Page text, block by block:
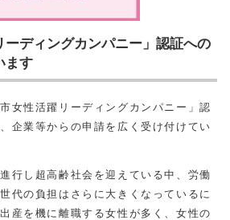
ーディングカンパニー」認証への
ます
女性活躍リーディングカンパニー」認
企業等からの申請を広く受け付けてい
行し超高齢社会を迎えている中、労働
代の負担はさらに大きくなっているに
産を機に離職する女性が多く、女性の